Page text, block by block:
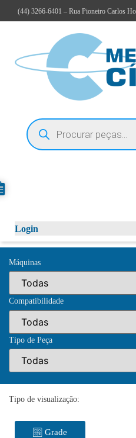
(44) 3266-6401 – Rua Pioneiro Carlos
Login
Máquinas
Compatibilidade
Tipo de Peça
Tipo de visualização:
Grade